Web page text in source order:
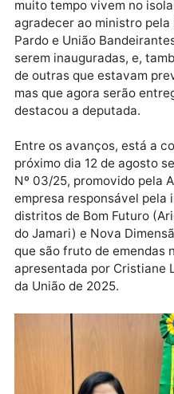
“Destinamos quatro
levar sinal de celular e
muito tempo vivem no
Pardo e União
serem inauguradas, e,
de outras que estavam
mas que agora serão
destacou a deputada.
Entre os avanços, está
próximo dia 12 de
empresa responsável
distritos de Bom
do Jamari) e Nova
que são fruto de